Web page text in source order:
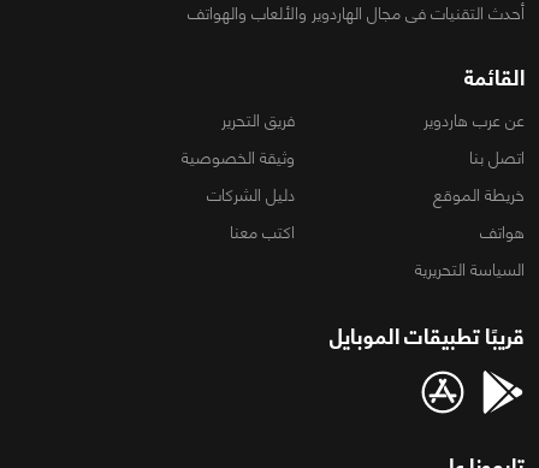
أحدث التقنيات فى مجال الهاردوير والألعاب والهواتف
القائمة
عن عرب هاردوير
فريق التحرير
اتصل بنا
وثيقة الخصوصية
خريطة الموقع
دليل الشركات
هواتف
اكتب معنا
السياسة التحريرية
قريبًا تطبيقات الموبايل